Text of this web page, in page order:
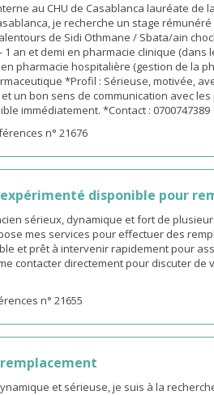
au CHU de Casablanca lauréate de
je recherche un stage
de Sidi Othmane / Sbata/ain
1 an et demi en pharmacie clinique (dans
pharmacie hospitalière (gestion de la
*Profil : Sérieuse, motivée,
et un bon sens de communication avec
immédiatement. *Contact : 0700747389
n° 21676
disponible pour
sérieux, dynamique et fort de
mes services pour effectuer des
et prêt à intervenir rapidement pour
contacter directement pour discuter de
n° 21655
et sérieuse, je suis à la